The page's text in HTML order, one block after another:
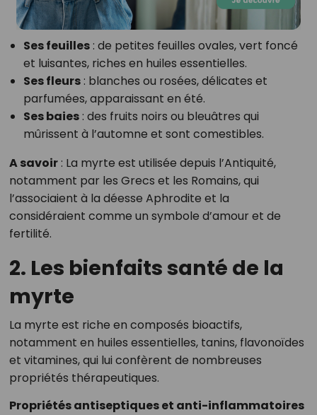
Ses feuilles: de petites feuilles ovales, vert foncé
et luisantes, riches en huiles essentielles.
Ses fleurs: blanches ou rosées, délicates et
parfumées, apparaissant en été.
Ses baies: des fruits noirs ou bleuâtres qui
mûrissent à l’automne et sont comestibles.
A savoir: La myrte est utilisée depuis l’Antiquité,
notamment par les Grecs et les Romains, qui
l’associaient à la déesse Aphrodite et la
considéraient comme un symbole d’amour et de
fertilité.
2. Les bienfaits santé de la
myrte
La myrte est riche en composés bioactifs,
notamment en huiles essentielles, tanins, flavonoïdes
et vitamines, qui lui confèrent de nombreuses
propriétés thérapeutiques.
Propriétés antiseptiques et anti-inflammatoires